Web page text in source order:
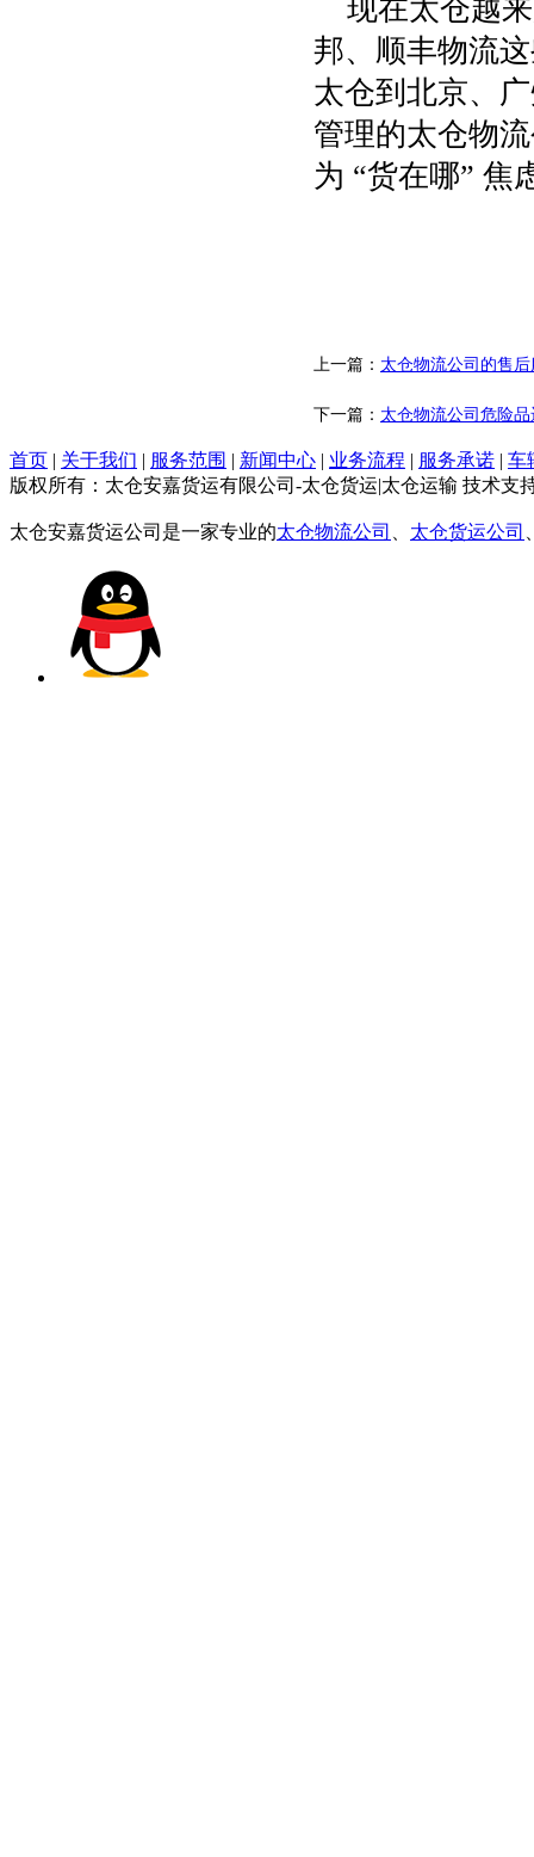
现在太仓越
邦、顺丰物流
太仓到北京、
管理的太仓物
为 “货在哪” 焦
上一篇： 太仓物流公司的售
下一篇： 太仓物流公司危险
首页 | 关于我们 | 服务范围 | 新闻中心 | 业务流程 | 服务承诺 | 车
版权所有：太仓安嘉货运有限公司-太仓货运|太仓运输 技术支
太仓安嘉货运公司是一家专业的太仓物流公司 太仓货运公司